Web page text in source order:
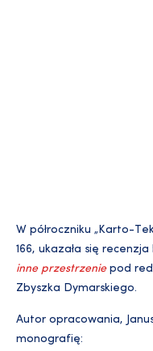
W półroczniku „Karto-
166, ukazała się recenzja
inne przestrzeniepod
Zbyszka Dymarskiego.
Autor opracowania,
monografię: